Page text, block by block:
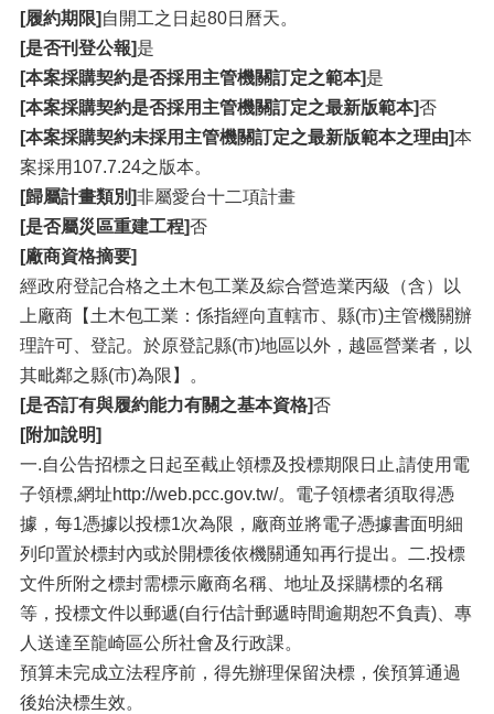
[履約期限] 自開工之日起80日曆天。
[是否刊登公報]是
[本案採購契約是否採用主管機關訂定之範本]是
[本案採購契約是否採用主管機關訂定之最新版範本]否
[本案採購契約未採用主管機關訂定之最新版範本之理由]本
案採用107.7.24之版本。
[歸屬計畫類別]非屬愛台十二項計畫
[是否屬災區重建工程]否
[廠商資格摘要]
經政府登記合格之土木包工業及綜合營造業丙級（含）以
上廠商【土木包工業：係指經向直轄市、縣(市)主管機關辦
理許可、登記。於原登記縣(市)地區以外，越區營業者，以
其毗鄰之縣(市)為限】。
[是否訂有與履約能力有關之基本資格]否
[附加說明]
一.自公告招標之日起至截止領標及投標期限日止,請使用電
子領標,網址http://web.pcc.gov.tw/。電子領標者須取得憑
據，每1憑據以投標1次為限，廠商並將電子憑據書面明細
列印置於標封內或於開標後依機關通知再行提出。二.投標
文件所附之標封需標示廠商名稱、地址及採購標的名稱
等，投標文件以郵遞(自行估計郵遞時間逾期恕不負責)、專
人送達至龍崎區公所社會及行政課。
預算未完成立法程序前，得先辦理保留決標，俟預算通過
後始決標生效。